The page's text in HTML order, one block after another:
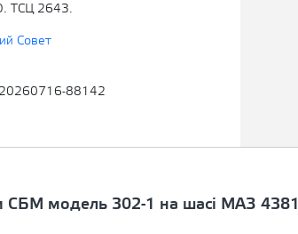
ТСЦ 2643.
Совет
88142
СБМ модель 302-1 на шасі МАЗ 4381